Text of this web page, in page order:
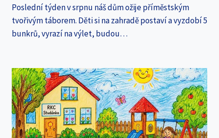
Poslední týden v srpnu náš dům ožije příměstským
tvořivým táborem. Děti si na zahradě postaví a vyzdobí 5
bunkrů, vyrazí na výlet, budou…